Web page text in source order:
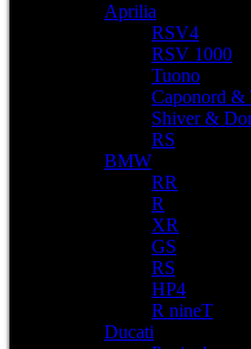
Aprilia
RSV4
RSV 1000
Tuono
Caponord &
Shiver &
RS
BMW
RR
R
XR
GS
RS
HP4
R nineT
Ducati